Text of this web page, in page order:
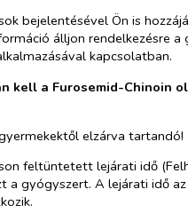
bejelentésével Ön is
álljon rendelkezésre a
kapcsolatban.
kell a Furosemid-Chinoin
elzárva tartandó!
feltüntetett lejárati idő
a gyógyszert. A lejárati idő